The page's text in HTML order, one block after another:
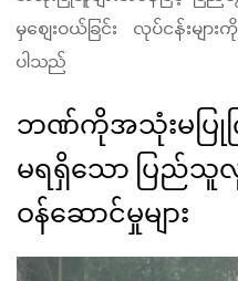
မှစျေးဝယ်ခြင်း လုပ်ငန်းမ
ပါသည်
ဘဏ်ကိုအသုံးမပြုက
မရရှိသော ပြ
ဝန်ဆောင်မှုများ